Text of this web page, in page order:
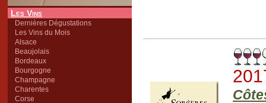
Les Vins
Dernières Dégustations
Les Vins du Mois
Alsace
Beaujolais
Bordeaux
Bourgogne
Champagne
Charentes
Corse